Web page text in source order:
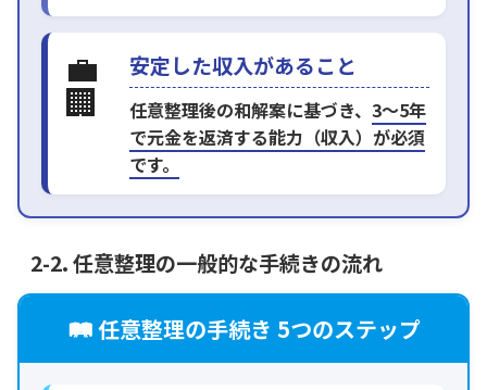
💼
🏢
安定した収入があること
任意整理後の和解案に基づき、 3～5年
で元金を返済する能力（収入）が必須
です。
2-2. 任意整理の一般的な手続きの流れ
🛤️ 任意整理の手続き 5つのステップ